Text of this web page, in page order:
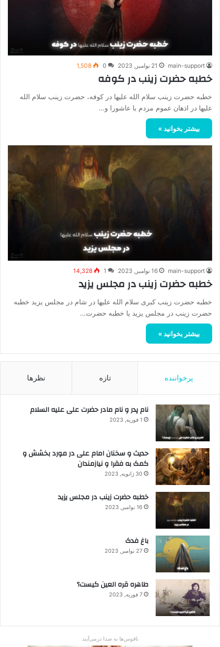
main-support 21 نوامبر, 2023 0
1,508
خطبه حضرت زینب در کوفه
خطبه حضرت زینب سلام الله علیها در کوفه، حضرت زینب سلام الله
علیها در اذهان عموم مردم با عاشورا و…
بیشتر بخوانید »
main-support 16 نوامبر, 2023 1
14,328
خطبه حضرت زینب در مجلس یزید
خطبه حضرت زینب کبری سلام الله علیها در شام در مجلس یزید خطبه
حضرت زینب در مجلس یزید یا خطبه حضرت…
بیشتر بخوانید »
پرخواننده تازه نظرها
نام پدر و نام مادر حضرت علی علیه السلام
1 فوریه, 2023
حدیث و سخنان امام علی در مورد بخشش و
کمک به فقرا و نیازمندان
30 ژانویه, 2023
خطبه حضرت زینب در مجلس یزید
16 نوامبر, 2023
باغ فدک
27 نوامبر, 2023
طاهره قره العین کیست؟
7 فوریه, 2023
ناقوس‌ها به صدا در‌می‌آیند